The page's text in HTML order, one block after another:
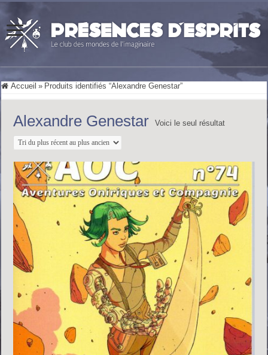
Accueil » Produits identifiés “Alexandre Genestar”
Alexandre Genestar Voici le seul résultat